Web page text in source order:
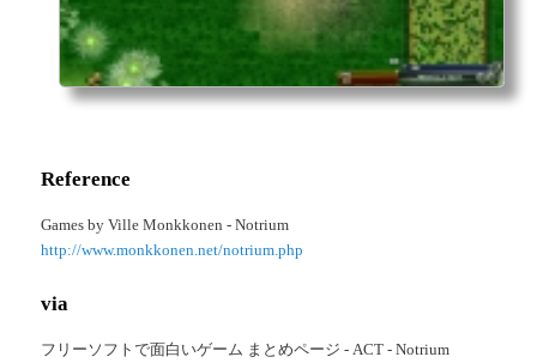
Reference
Games by Ville Monkkonen - Notrium
http://www.monkkonen.net/notrium.php
via
フリーソフトで面白いゲーム まとめページ - ACT - Notrium